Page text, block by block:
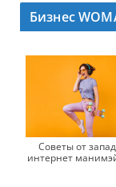
Бизнес
Советы от
интернет